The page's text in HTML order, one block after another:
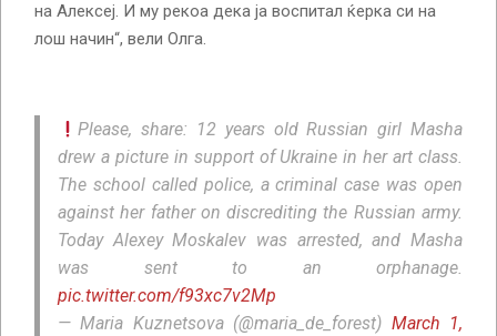
на Алексеј. И му рекоа дека ја воспитал ќерка си на
лош начин“, вели Олга.
Please, share: 12 years old Russian girl Masha
drew a picture in support of Ukraine in her art class.
The school called police, a criminal case was open
against her father on discrediting the Russian army.
Today Alexey Moskalev was arrested, and Masha
was sent to an orphanage.
pic.twitter.com/f93xc7v2Mp
— Maria Kuznetsova (@maria_de_forest) March 1,